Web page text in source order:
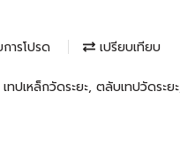
ารโปรด เปรียบเทียบ
เทปเหล็กวัดระยะ, ตลับเทปวัดระย